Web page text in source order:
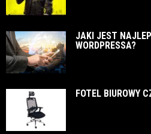
JAKI JEST
WORDPRESSA?
FOTEL BIUROWY